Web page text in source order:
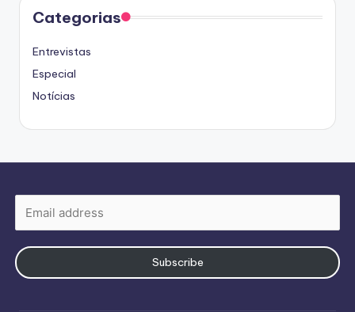
Categorias
Entrevistas
Especial
Notícias
Subscribe